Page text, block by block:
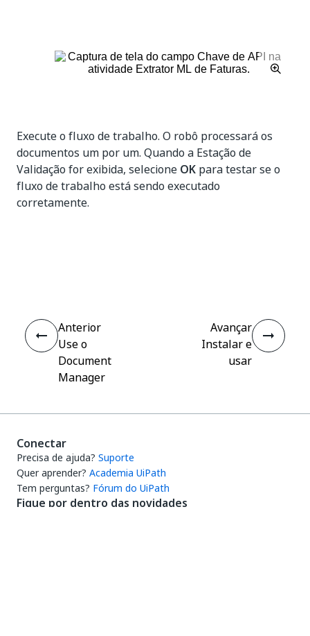
Execute o fluxo de trabalho. O robô processará os
documentos um por um. Quando a Estação de
Validação for exibida, selecione OK para testar se o
fluxo de trabalho está sendo executado
corretamente.
Anterior
Use o
Document
Manager
Avançar
Instalar e
usar
Conectar
Precisa de ajuda? Suporte
Quer aprender? Academia UiPath
Tem perguntas? Fórum do UiPath
Fique por dentro das novidades